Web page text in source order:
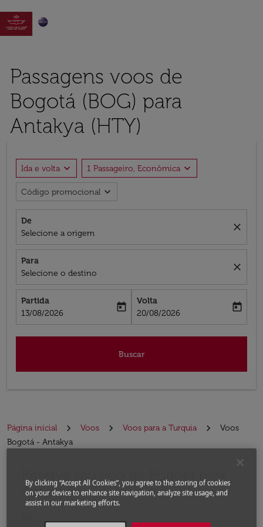

Passagens voos de
Bogotá (BOG) para
Antakya (HTY)
Ida e volta expand_more 1 Passageiro, Econômica expand_more
Código promocional expand_more
De
Selecione a origem
close
Para
Selecione o destino
close
Partida
fc-booking-departure-date-aria-label
13/08/2026
today
Volta
fc-booking-return-date-aria-label
20/08/2026
today
Buscar
Página inicial Voos Voos para a Turquia
Voos
Bogotá - Antakya
Reserve seu voo de Bogotá para
Antakya
By clicking “Accept All Cookies”, you agree to the storing of cookies
on your device to enhance site navigation, analyze site usage, and
assist in our marketing efforts.